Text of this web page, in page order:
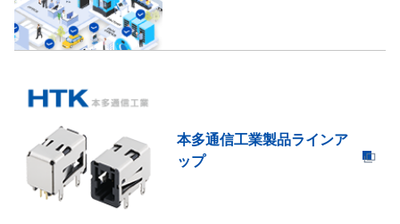
本多通信工業製品ラインア
ップ